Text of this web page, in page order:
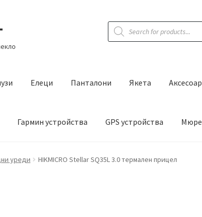
Products
search
Елеци Панталони Якета
Гармин устройства GPS устройства
уреди HIKMICRO Stellar SQ35L 3.0 термален прицел